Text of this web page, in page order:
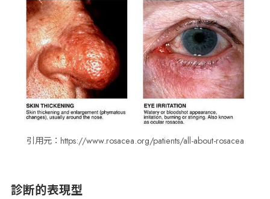
引用元：https://www.rosacea.org/patients/all-about-rosacea
診断的表現型